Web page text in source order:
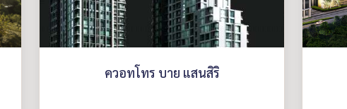
ควอทโทร บาย แสนสิริ